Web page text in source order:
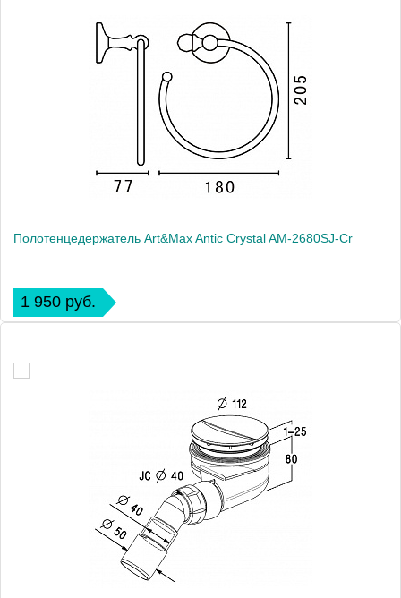
Полотенцедержатель Art&Max Antic Crystal AM-2680SJ-Cr
1 950 руб.